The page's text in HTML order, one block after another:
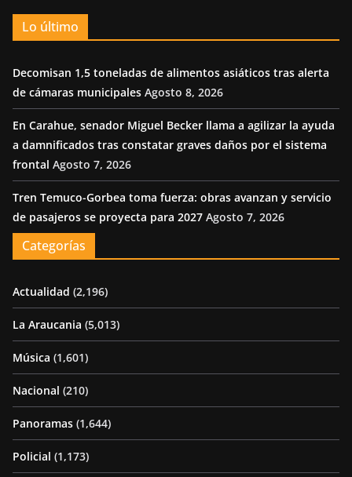
Lo último
Decomisan 1,5 toneladas de alimentos asiáticos tras alerta
de cámaras municipales Agosto 8, 2026
En Carahue, senador Miguel Becker llama a agilizar la ayuda
a damnificados tras constatar graves daños por el sistema
frontal Agosto 7, 2026
Tren Temuco-Gorbea toma fuerza: obras avanzan y servicio
de pasajeros se proyecta para 2027 Agosto 7, 2026
Categorías
Actualidad (2,196)
La Araucania (5,013)
Música (1,601)
Nacional (210)
Panoramas (1,644)
Policial (1,173)